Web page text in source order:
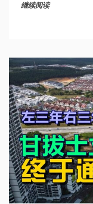
继续阅读